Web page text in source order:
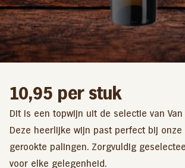
10,95 per stuk
Dit is een topwijn uit de selectie van Van
Deze heerlijke wijn past perfect bij
gerookte palingen. Zorgvuldig
voor elke gelegenheid.